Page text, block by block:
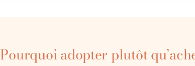
Pourquoi adopter plutôt